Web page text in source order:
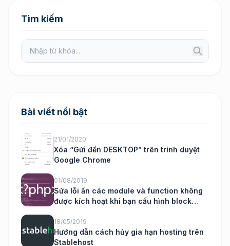
Tìm kiếm
Bài viết nổi bật
21/01/2020
Xóa “Gửi đến DESKTOP” trên trình duyệt
Google Chrome
01/08/2019
Sửa lỗi ẩn các module và function không
được kích hoạt khi bạn cấu hình block
18/05/2019
Hướng dẫn cách hủy gia hạn hosting trên
Stablehost